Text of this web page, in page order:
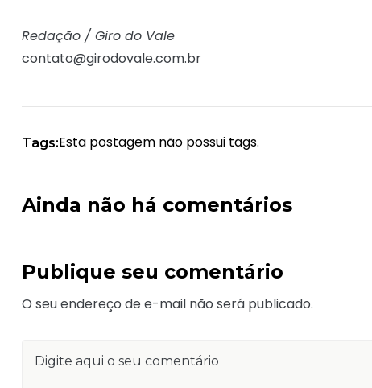
Redação / Giro do Vale
contato@girodovale.com.br
Tags:Esta postagem não possui tags.
Ainda não há comentários
Publique seu comentário
O seu endereço de e-mail não será publicado.